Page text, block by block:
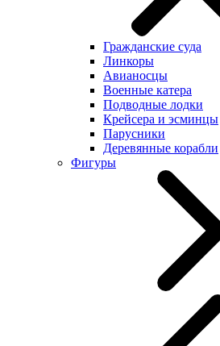
Гражданские суда
Линкоры
Авианосцы
Военные катера
Подводные лодки
Крейсера и эсминцы
Парусники
Деревянные корабли
Фигуры